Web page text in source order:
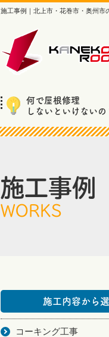
施工事例｜北上市・花巻市・奥州市
何で屋根修理
しないといけないの
施工事例
WORKS
施工内容から
コーキング工事